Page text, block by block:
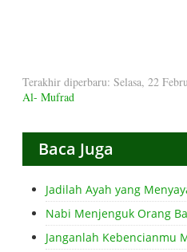
Terakhir diperbaru: Selasa, 22
Al- Mufrad
Baca Juga
Jadilah Ayah yang
Nabi Menjenguk Orang
Janganlah Kebencianmu